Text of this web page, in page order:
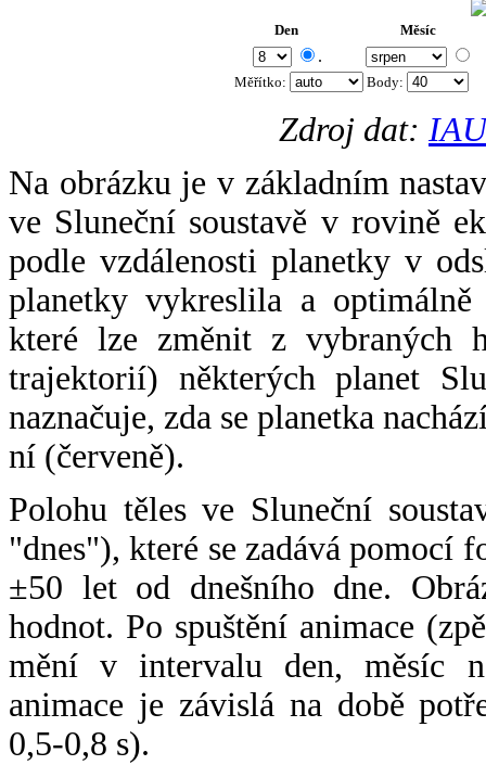
Den Měsíc
.
Měřítko: Body:
Zdroj dat:
Na obrázku je v základním
ve Sluneční soustavě v rovině
podle vzdálenosti planetky v
planetky vykreslila a
které lze změnit z vybraných
trajektorií) některých planet
naznačuje, zda se planetka
ní (červeně).
Polohu těles ve Sluneční
"dnes"), které se zadává pomocí
±50 let od dnešního dne.
hodnot. Po spuštění animace
mění v intervalu den, měsíc
animace je závislá na době
0,5-0,8 s).